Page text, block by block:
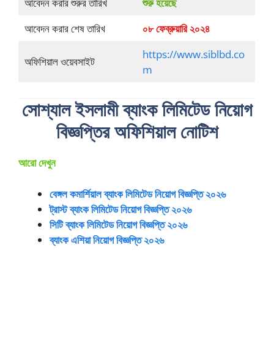
আবেদন করার শেষ তারিখ
০৮ ফেব্রুয়ারি ২০২৪
অফিশিয়াল ওয়েবসাইট
https://www.siblbd.co
m
সোশ্যাল ইসলামী ব্যাংক লিমিটেড নিয়োগ
বিজ্ঞপ্তির অফিশিয়াল নোটিশ
আরো দেখুন
বেঙ্গল কমার্শিয়াল ব্যাংক লিমিটেড নিয়োগ বিজ্ঞপ্তি ২০২৬
ট্রাস্ট ব্যাংক লিমিটেড নিয়োগ বিজ্ঞপ্তি ২০২৬
সিটি ব্যাংক লিমিটেড নিয়োগ বিজ্ঞপ্তি ২০২৬
ব্যাংক এশিয়া নিয়োগ বিজ্ঞপ্তি ২০২৬